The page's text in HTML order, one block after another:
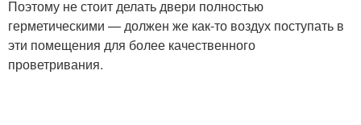
Поэтому не стоит делать двери полностью
герметическими — должен же как-то воздух поступать в
эти помещения для более качественного
проветривания.